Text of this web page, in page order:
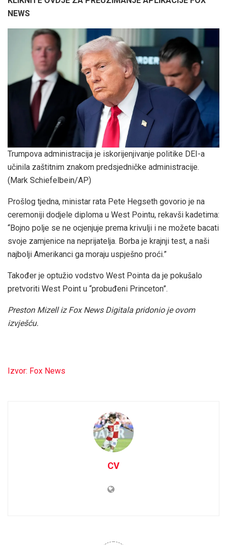
NEWS
Trumpova administracija je iskorijenjivanje politike DEI-a
učinila zaštitnim znakom predsjedničke administracije.
(Mark Schiefelbein/AP)
Prošlog tjedna, ministar rata Pete Hegseth govorio je na
ceremoniji dodjele diploma u West Pointu, rekavši kadetima:
“Bojno polje se ne ocjenjuje prema krivulji i ne možete bacati
svoje zamjenice na neprijatelja. Borba je krajnji test, a naši
najbolji Amerikanci ga moraju uspješno proći.”
Također je optužio vodstvo West Pointa da je pokušalo
pretvoriti West Point u “probuđeni Princeton”.
Preston Mizell iz Fox News Digitala pridonio je ovom
izvješću.
Izvor: Fox News
CV